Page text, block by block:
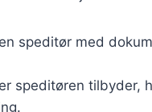
speditør med
speditøren tilbyder,